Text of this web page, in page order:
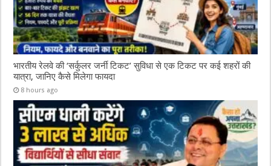
भारतीय रेलवे की ‘सर्कुलर जर्नी टिकट’ सुविधा से एक टिकट पर कई शहरों की
यात्रा, जानिए कैसे मिलेगा फायदा
8 hours ago